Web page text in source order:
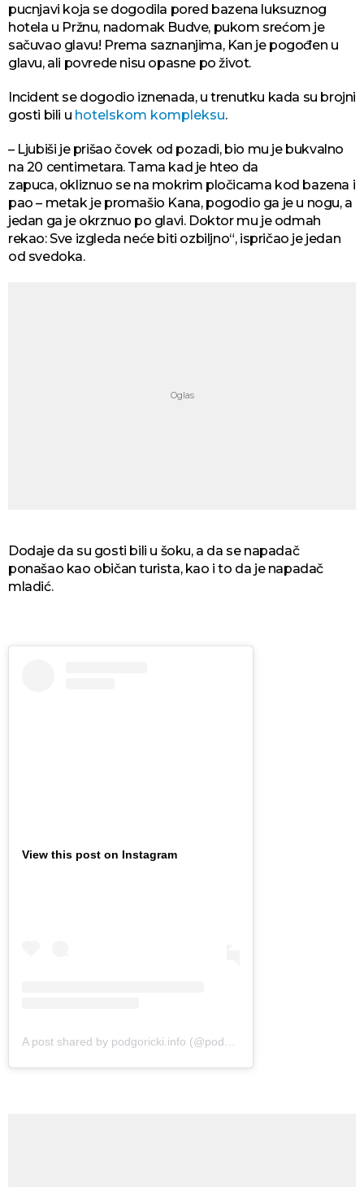
pucnjavi koja se dogodila pored bazena luksuznog
hotela u Pržnu, nadomak Budve, pukom srećom je
sačuvao glavu! Prema saznanjima, Kan je pogođen u
glavu, ali povrede nisu opasne po život.
Incident se dogodio iznenada, u trenutku kada su brojni
gosti bili u hotelskom kompleksu.
– Ljubiši je prišao čovek od pozadi, bio mu je bukvalno
na 20 centimetara. Tama kad je hteo da
zapuca, okliznuo se na mokrim pločicama kod bazena i
pao – metak je promašio Kana, pogodio ga je u nogu, a
jedan ga je okrznuo po glavi. Doktor mu je odmah
rekao: Sve izgleda neće biti ozbiljno“, ispričao je jedan
od svedoka.
Dodaje da su gosti bili u šoku, a da se napadač
ponašao kao običan turista, kao i to da je napadač
mladić.
View this post on Instagram